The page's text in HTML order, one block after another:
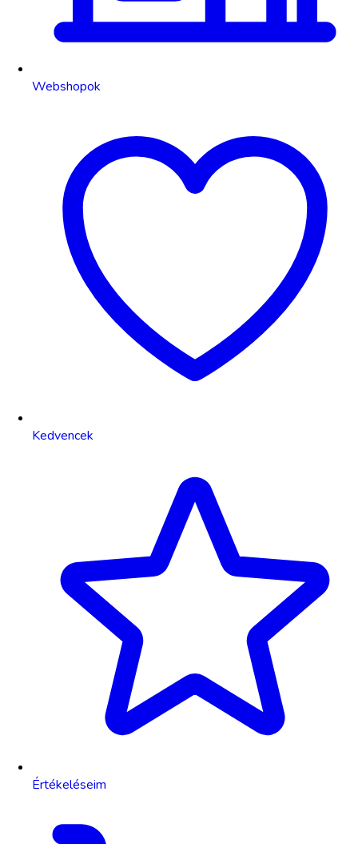
Webshopok
Kedvencek
Értékeléseim